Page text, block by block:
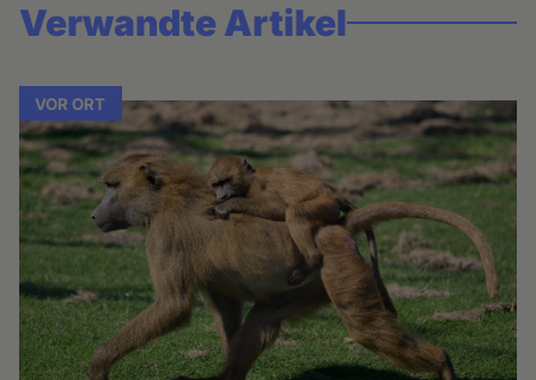
Verwandte Artikel
VOR ORT